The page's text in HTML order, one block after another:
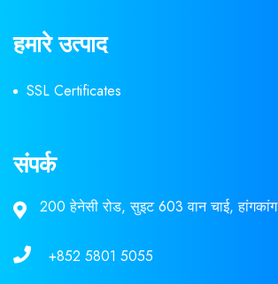
हमारे उत्पाद
SSL Certificates
संपर्क
200 हेनेसी रोड, सुइट 603 वान चाई, हांगकांग
+852 5801 5055